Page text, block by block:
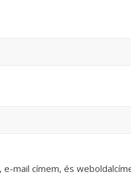
e-mail címem, és